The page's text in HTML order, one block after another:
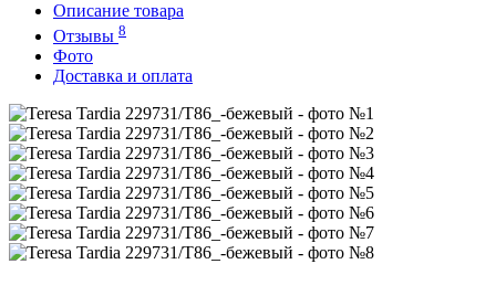
Описание товара
Отзывы 8
Фото
Доставка и оплата